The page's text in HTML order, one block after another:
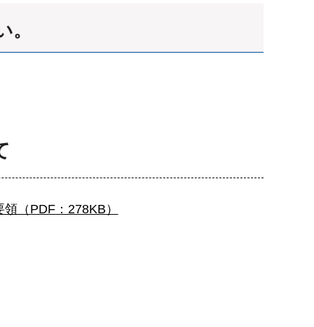
領（PDF：278KB）